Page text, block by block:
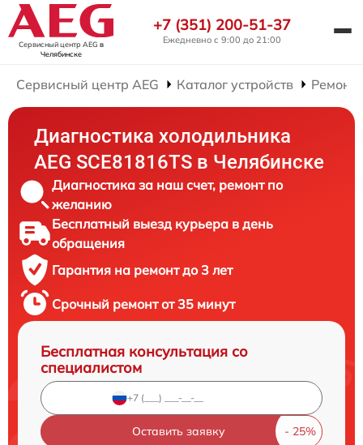
Сервисный центр AEG в
Челябинске
+7 (351) 200-51-37
Ежедневно с 9:00 до 21:00
Сервисный центр AEG Каталог устройств Ремонт
Диагностика холодильника
AEG SCE81816TS в Челябинске
Диагностика за наш счет, ремонт по
желанию
Бесплатный выезд курьера в день
обращения
Гарантия на ремонт до 3 лет
Срочный ремонт от 35 минут
Бесплатная консультация со
специалистом
Оставить заявку